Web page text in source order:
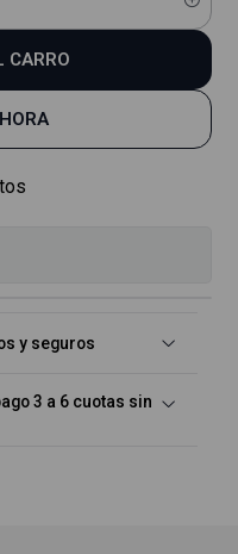
CARRO
y seguros
3 a 6 cuotas sin